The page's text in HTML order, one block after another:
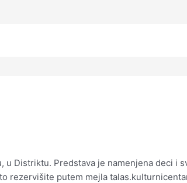
u Distriktu. Predstava je namenjena deci i
rezervišite putem mejla